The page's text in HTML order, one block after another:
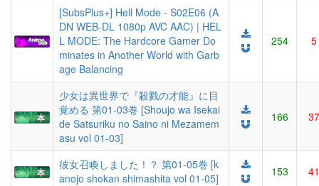
[SubsPlus+] Hell Mode - S02E06 (A
DN WEB-DL 1080p AVC AAC) | HEL
L MODE: The Hardcore Gamer Do
minates in Another World with Garb
age Balancing
254 5
少女は異世界で『殺戮の才能』に目
覚める 第01-03巻 [Shoujo wa Isekai
de Satsuriku no Saino ni Mezamem
asu vol 01-03]
166 37
彼女召喚しました！？ 第01-05巻 [k
anojo shokan shimashita vol 01-05]
153 41